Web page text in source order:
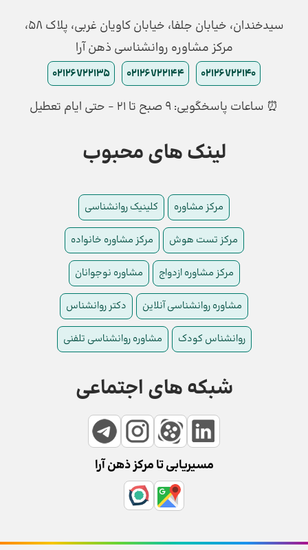
سیدخندان، خیابان جلفا، خیابان کاویان غربی، پلاک 58،
مرکز مشاوره روانشناسی ذهن آرا
02126722140
02126722144
02126722135
⏰ ساعات پاسخگویی: ۹ صبح تا ۲۱ - حتی ایام تعطیل
لینک های محبوب
مرکز مشاوره کلینیک روانشناسی
مرکز تست هوش مرکز مشاوره خانواده
مرکز مشاوره ازدواج مشاوره نوجوانان
مشاوره روانشناسی آنلاین دکتر روانشناس
روانشناس کودک مشاوره روانشناسی تلفنی
شبکه های اجتماعی
مسیریابی تا مرکز ذهن آرا